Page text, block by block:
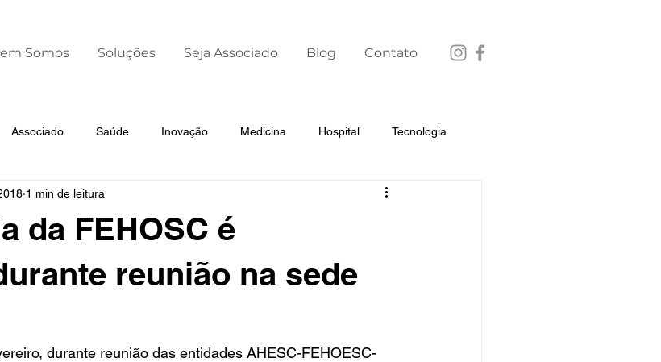
Somos Soluções Seja Associado Blog Contato
Associado Saúde Inovação Medicina Hospital Tecnologia
Dia Mundial da Prematuridade
da FEHOSC é
reunião na sede
1 min de leitura
durante reunião das entidades AHESC-FEHOESC-